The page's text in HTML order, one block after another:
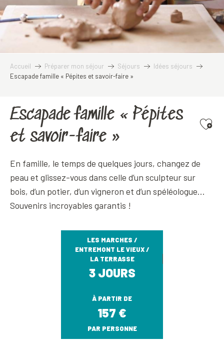
Accueil Préparer mon séjour Séjours
Idées séjours
Escapade famille « Pépites et savoir-faire »
Escapade famille « Pépites
et savoir-faire »
En famille, le temps de quelques jours, changez de
peau et glissez-vous dans celle d’un sculpteur sur
bois, d’un potier, d’un vigneron et d’un spéléologue…
Souvenirs incroyables garantis !
LES MARCHES /
ENTREMONT LE VIEUX /
LA TERRASSE
3 JOURS
À PARTIR DE
157 €
PAR PERSONNE